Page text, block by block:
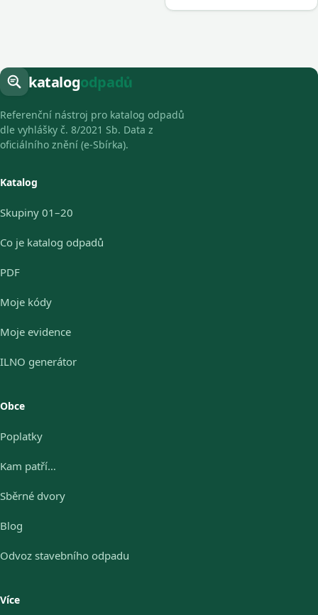
katalogodpadů
Referenční nástroj pro katalog odpadů
dle vyhlášky č. 8/2021 Sb. Data z
oficiálního znění (e-Sbírka).
Katalog
Skupiny 01–20
Co je katalog odpadů
PDF
Moje kódy
Moje evidence
ILNO generátor
Obce
Poplatky
Kam patří…
Sběrné dvory
Blog
Odvoz stavebního odpadu
Více